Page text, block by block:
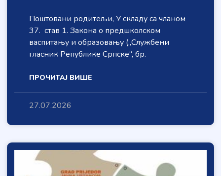
Поштовани родитељи, У складу са чланом
37. став 1. Закона о предшколском
васпитању и образовању („Службени
гласник Републике Српске“, бр.
ПРОЧИТАЈ ВИШЕ
27.07.2026